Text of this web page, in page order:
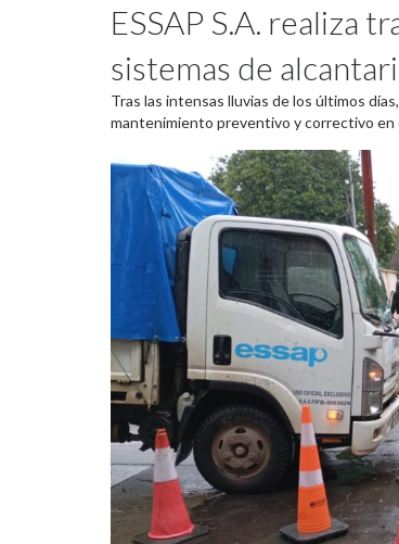
ESSAP S.A. realiza
sistemas de
Tras las intensas lluvias de los últimos
mantenimiento preventivo y correctivo